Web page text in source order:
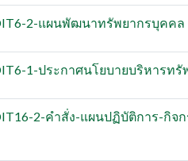
2-แผนพัฒนาทรัพยากรบุคคล
1-ประกาศนโยบายบริหารทรั
2-คำสั่ง-แผนปฏิบัติการ-กิจ